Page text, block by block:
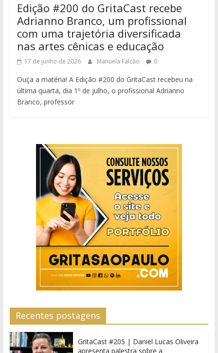
Edição #200 do GritaCast recebe
Adrianno Branco, um profissional
com uma trajetória diversificada
nas artes cênicas e educação
17 de junho de 2026 Manuela Falcão 0
Ouça a matéria! A Edição #200 do GritaCast recebeu na
última quarta, dia 1º de julho, o profissional Adrianno
Branco, professor
Recentes postagens
GritaCast #205 | Daniel Lucas Oliveira
apresenta palestra sobre a